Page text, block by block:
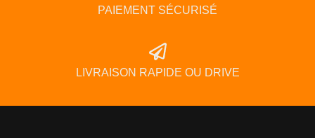
PAIEMENT SÉCURISÉ
LIVRAISON RAPIDE OU DRIVE